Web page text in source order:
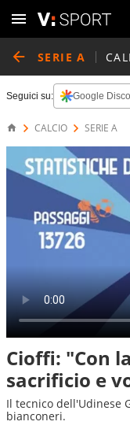
SERIE A
Seguici su: Google
CALCIO SERIE A
Cioffi: "Con
sacrificio e
Il tecnico dell'Udinese
bianconeri.